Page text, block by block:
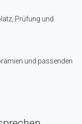
Prüfung und
und passenden